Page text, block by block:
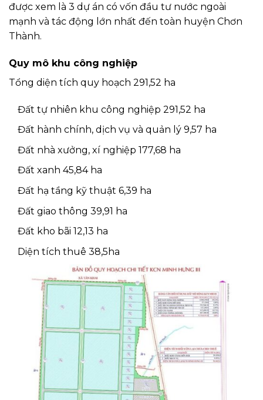
được xem là 3 dự án có vốn đầu tư nước ngoài
mạnh và tác động lớn nhất đến toàn huyện Chơn
Thành.
Quy mô khu công nghiệp
Tổng diện tích quy hoạch 291,52 ha
Đất tự nhiên khu công nghiệp 291,52 ha
Đất hành chính, dịch vụ và quản lý 9,57 ha
Đất nhà xưởng, xí nghiệp 177,68 ha
Đất xanh 45,84 ha
Đất hạ tầng kỹ thuật 6,39 ha
Đất giao thông 39,91 ha
Đất kho bãi 12,13 ha
Diện tích thuê 38,5ha